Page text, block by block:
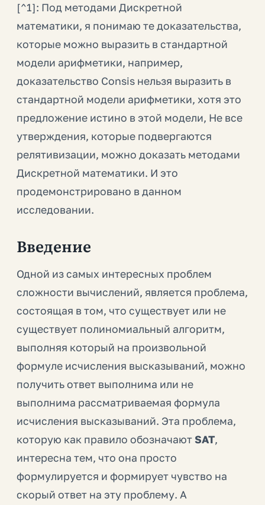
[^1]: Под методами Дискретной
математики, я понимаю те доказательства,
которые можно выразить в стандартной
модели арифметики, например,
доказательство Consis нельзя выразить в
стандартной модели арифметики, хотя это
предложение истино в этой модели, Не все
утверждения, которые подвергаются
релятивизации, можно доказать методами
Дискретной математики. И это
продемонстрировано в данном
исследовании.
Введение
Одной из самых интересных проблем
сложности вычислений, является проблема,
состоящая в том, что существует или не
существует полиномиальный алгоритм,
выполняя который на произвольной
формуле исчисления высказываний, можно
получить ответ выполнима или не
выполнима рассматриваемая формула
исчисления высказываний. Эта проблема,
которую как правило обозначают SAT,
интересна тем, что она просто
формулируется и формирует чувство на
скорый ответ на эту проблему. А